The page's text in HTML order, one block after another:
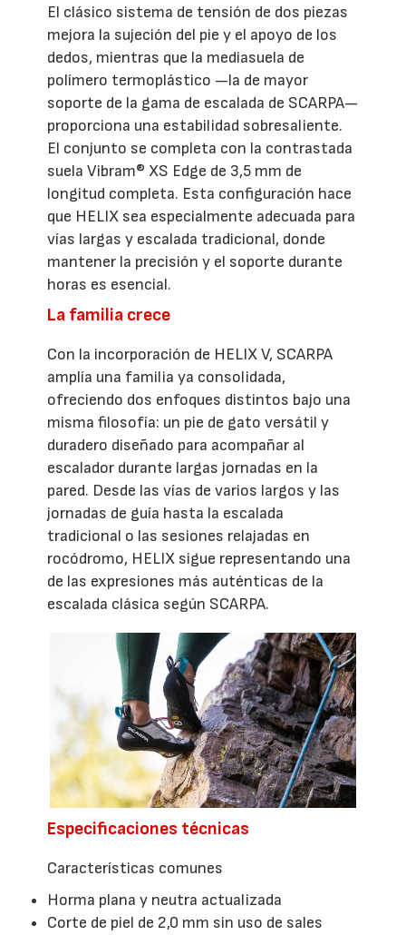
El clásico sistema de tensión de dos piezas
mejora la sujeción del pie y el apoyo de los
dedos, mientras que la mediasuela de
polímero termoplástico —la de mayor
soporte de la gama de escalada de SCARPA—
proporciona una estabilidad sobresaliente.
El conjunto se completa con la contrastada
suela Vibram® XS Edge de 3,5 mm de
longitud completa. Esta configuración hace
que HELIX sea especialmente adecuada para
vías largas y escalada tradicional, donde
mantener la precisión y el soporte durante
horas es esencial.
La familia crece
Con la incorporación de HELIX V, SCARPA
amplía una familia ya consolidada,
ofreciendo dos enfoques distintos bajo una
misma filosofía: un pie de gato versátil y
duradero diseñado para acompañar al
escalador durante largas jornadas en la
pared. Desde las vías de varios largos y las
jornadas de guía hasta la escalada
tradicional o las sesiones relajadas en
rocódromo, HELIX sigue representando una
de las expresiones más auténticas de la
escalada clásica según SCARPA.
Especificaciones técnicas
Características comunes
Horma plana y neutra actualizada
Corte de piel de 2,0 mm sin uso de sales